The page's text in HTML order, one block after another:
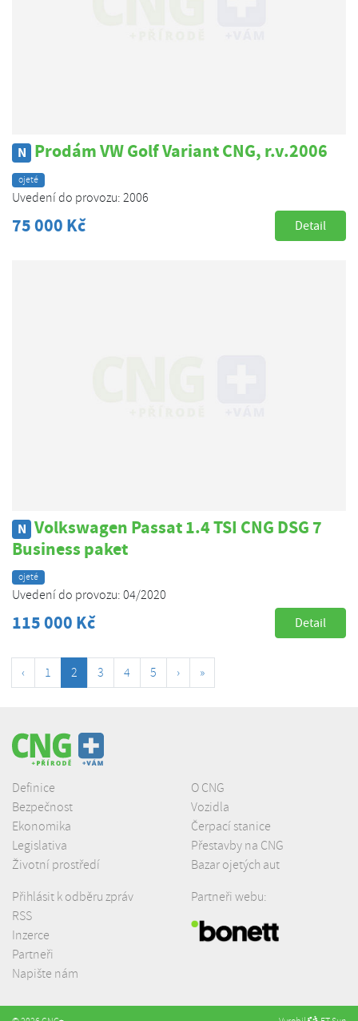
N Prodám VW Golf Variant CNG, r.v.2006
ojeté
Uvedení do provozu: 2006
75 000 Kč Detail
N Volkswagen Passat 1.4 TSI CNG DSG 7
Business paket
ojeté
Uvedení do provozu: 04/2020
115 000 Kč Detail
‹ 1 2 3 4 5 › »
Definice
Bezpečnost
Ekonomika
Legislativa
Životní prostředí
O CNG
Vozidla
Čerpací stanice
Přestavby na CNG
Bazar ojetých aut
Přihlásit k odběru zpráv
RSS
Inzerce
Partneři
Napište nám
Partneři webu: